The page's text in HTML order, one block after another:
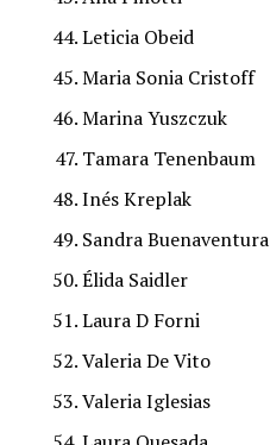
Leticia Obeid
Maria Sonia Cristoff
Marina Yuszczuk
Tamara Tenenbaum
Inés Kreplak
Sandra Buenaventura
Élida Saidler
Laura D Forni
Valeria De Vito
Valeria Iglesias